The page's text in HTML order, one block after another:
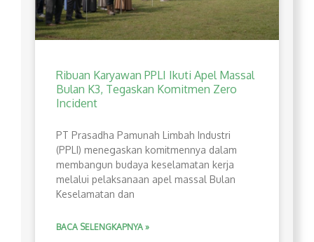
Ribuan Karyawan PPLI Ikuti Apel Massal
Bulan K3, Tegaskan Komitmen Zero
Incident
PT Prasadha Pamunah Limbah Industri
(PPLI) menegaskan komitmennya dalam
membangun budaya keselamatan kerja
melalui pelaksanaan apel massal Bulan
Keselamatan dan
BACA SELENGKAPNYA »